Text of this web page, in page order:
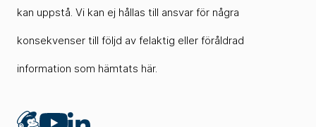
kan uppstå. Vi kan ej hållas till ansvar för några
konsekvenser till följd av felaktig eller föråldrad
information som hämtats här.
Mailchimp
YouTubeLinkedIn